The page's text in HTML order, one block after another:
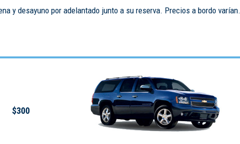
y desayuno por adelantado junto a su reserva. Precios a bordo varían.
$300